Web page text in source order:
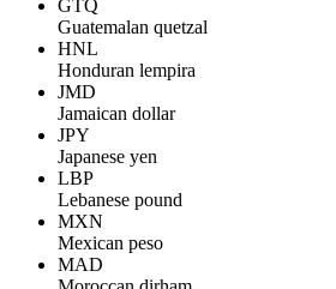
GTQ
Guatemalan quetzal
HNL
Honduran lempira
JMD
Jamaican dollar
JPY
Japanese yen
LBP
Lebanese pound
MXN
Mexican peso
MAD